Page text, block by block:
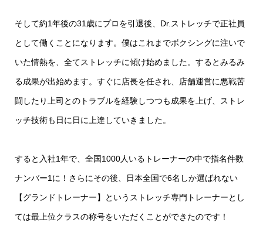
そして約1年後の31歳にプロを引退後、Dr.ストレッチで正社員
として働くことになります。僕はこれまでボクシングに注いで
いた情熱を、全てストレッチに傾け始めました。するとみるみ
る成果が出始めます。すぐに店長を任され、店舗運営に悪戦苦
闘したり上司とのトラブルを経験しつつも成果を上げ、ストレ
ッチ技術も日に日に上達していきました。
すると入社1年で、全国1000人いるトレーナーの中で指名件数
ナンバー1に！さらにその後、日本全国で6名しか選ばれない
【グランドトレーナー】というストレッチ専門トレーナーとし
ては最上位クラスの称号をいただくことができたのです！